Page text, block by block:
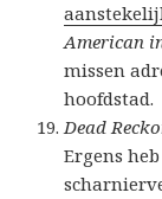
American
missen
hoofdstad.
Dead
Ergens